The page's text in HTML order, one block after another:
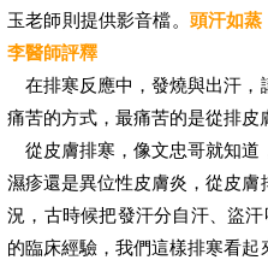
玉老師則提供影音檔。 頭汗如蒸
李醫師評釋
在排寒反應中，發燒與出汗，
痛苦的方式，最痛苦的是從排皮
從皮膚排寒，像文忠哥就知道
濕疹還是異位性皮膚炎，從皮
況，古時候把發汗分自汗、盜
的臨床經驗，我們這樣排寒看